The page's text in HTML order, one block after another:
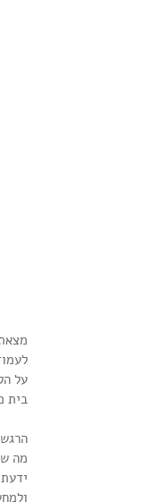
על
בית
מה